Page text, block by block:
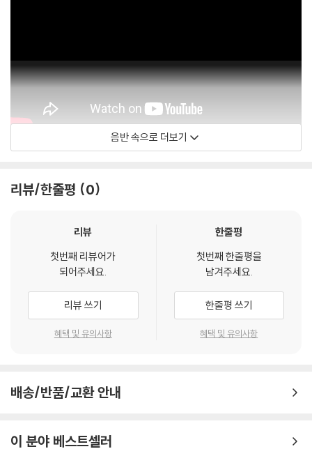
다.
관련 사진과 동영상 및 재생 기기 모델명을 첨부하여 첨부하여 고객센터에
2) LP는 잦은 배송 과정에서 재킷에 손상이 발생할 가능성이 높고 재판매
가 어려우므로 신중한 구매를 부탁드립니다.
음반 속으로 더보기
리뷰/한줄평 0
리뷰
첫번째 리뷰어가
되어주세요.
리뷰 쓰기
혜택 및 유의사항
한줄평
첫번째 한줄평을
남겨주세요.
한줄평 쓰기
혜택 및 유의사항
배송/반품/교환 안내
이 분야 베스트셀러